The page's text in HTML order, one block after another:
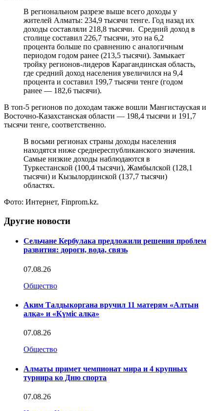
В региональном разрезе выше всего доходы у
жителей Алматы: 234,9 тысячи тенге. Год назад их
доходы составляли 218,8 тысячи. Средний доход в
столице составил 226,7 тысячи, это на 6,2
процента больше по сравнению с аналогичным
периодом годом ранее (213,5 тысячи). Замыкает
тройку регионов-лидеров Карагандинская область,
где средний доход населения увеличился на 9,4
процента и составил 199,7 тысячи тенге (годом
ранее — 182,6 тысячи).
В топ-5 регионов по доходам также вошли Мангистауская и
Восточно-Казахстанская области — 198,4 тысячи и 191,7
тысячи тенге, соответственно.
В восьми регионах страны доходы населения
находятся ниже среднереспубликанского значения.
Самые низкие доходы наблюдаются в
Туркестанской (100,4 тысячи), Жамбылской (128,1
тысячи) и Кызылординской (137,7 тысячи)
областях.
Фото: Интернет, Finprom.kz.
Другие новости
Сельчане Кербулака предложили решения проблем
развития: дороги, вода, связь
07.08.26
Общество
Аким Талдыкоргана вручил 11 матерям «Алтын
алқа» и «Күміс алқа»
07.08.26
Общество
Алматы примет чемпионат мира и 4 крупных
турнира ко Дню спорта
07.08.26